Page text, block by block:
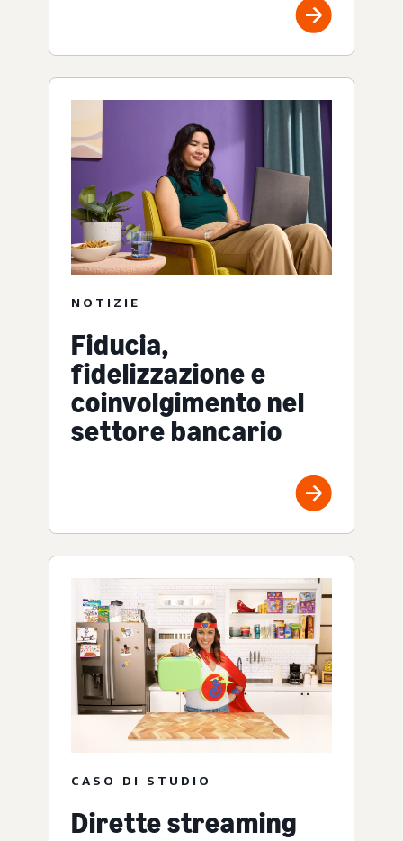
NOTIZIE
Fiducia,
fidelizzazione e
coinvolgimento nel
settore bancario
CASO DI STUDIO
Dirette streaming